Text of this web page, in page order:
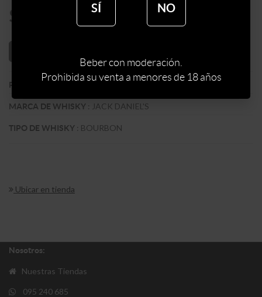
$
PAIS
MARCA DE WHISKY : JACK DANIEL'S
TIPO DE WHISKY : BOURBON
Ubicar en tienda
Nosotros:
Nuestras Tiendas
095 240 685
SÍ NO
Beber con moderación.
Prohibida su venta a menores de 18 años